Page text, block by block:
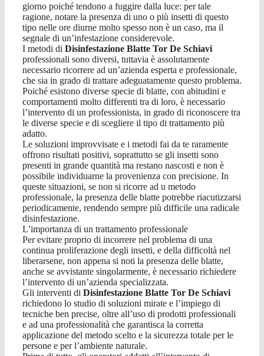
giorno poiché tendono a fuggire dalla luce: per tale
ragione, notare la presenza di uno o più insetti di questo
tipo nelle ore diurne molto spesso non è un caso, ma il
segnale di un’infestazione considerevole.
I metodi di Disinfestazione Blatte Tor De Schiavi
professionali sono diversi, tuttavia è assolutamente
necessario ricorrere ad un’azienda esperta e professionale,
che sia in grado di trattare adeguatamente questo problema.
Poiché esistono diverse specie di blatte, con abitudini e
comportamenti molto differenti tra di loro, è necessario
l’intervento di un professionista, in grado di riconoscere tra
le diverse specie e di scegliere il tipo di trattamento più
adatto.
Le soluzioni improvvisate e i metodi fai da te raramente
offrono risultati positivi, soprattutto se gli insetti sono
presenti in grande quantità ma restano nascosti e non è
possibile individuarne la provenienza con precisione. In
queste situazioni, se non si ricorre ad u metodo
professionale, la presenza delle blatte potrebbe riacutizzarsi
periodicamente, rendendo sempre più difficile una radicale
disinfestazione.
L’importanza di un trattamento professionale
Per evitare proprio di incorrere nel problema di una
continua proliferazione degli insetti, e della difficoltà nel
liberarsene, non appena si noti la presenza delle blatte,
anche se avvistante singolarmente, è necessario richiedere
l’intervento di un’azienda specializzata.
Gli interventi di Disinfestazione Blatte Tor De Schiavi
richiedono lo studio di soluzioni mirate e l’impiego di
tecniche ben precise, oltre all’uso di prodotti professionali
e ad una professionalità che garantisca la corretta
applicazione del metodo scelto e la sicurezza totale per le
persone e per l’ambiente naturale.